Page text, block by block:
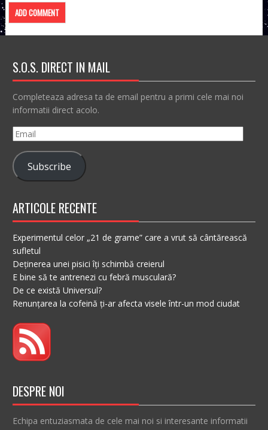
S.O.S. DIRECT IN MAIL
Completeaza adresa ta de email pentru a primi cele mai noi
informatii direct acolo.
Email
Subscribe
ARTICOLE RECENTE
Experimentul celor „21 de grame” care a vrut să cântărească
sufletul
Deținerea unei pisici îți schimbă creierul
E bine să te antrenezi cu febră musculară?
De ce există Universul?
Renunțarea la cofeină ți-ar afecta visele într-un mod ciudat
DESPRE NOI
Echipa entuziasmata de cele mai noi si interesante informatii